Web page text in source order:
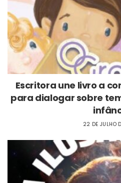
Escritora une livro a
para dialogar sobre
22 DE JULHO